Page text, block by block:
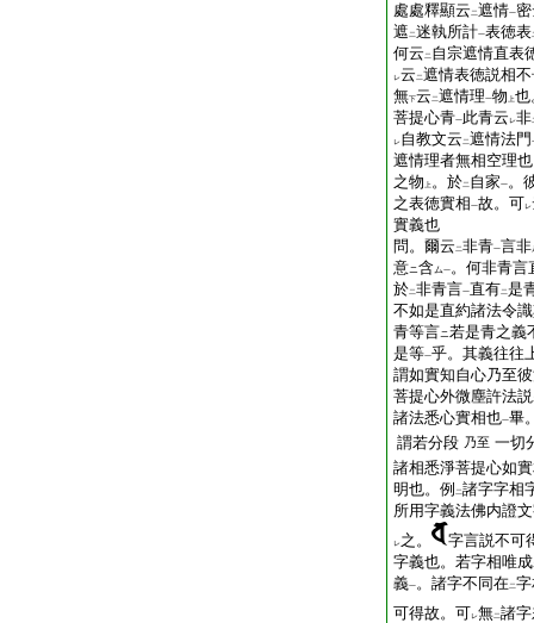
處處釋顯云 二遮情一
遮 二迷執所計一表徳表
何云 二 自宗遮情直表
レ云 二遮情表徳説相不
無下云 二遮情理一物 上也
菩提心青一此青云 レ非
レ自教文云 二遮情法門
遮情理者無相空理
之物
上 。於二 自家一。
之表徳實相一故。可レ
實義也
問。爾云 二非青一言非
意ニ含ム一。何非青言
於二非青言一直有二是
不如是直約諸法令
青等言ニ若是青之義
是等一乎。其義往往
謂如實知自心乃至
菩提心外微塵許法説
諸法悉心實相也一畢
謂若分段 乃至 一切
諸相悉淨菩提心如
明也。例
二諸字字相
所用字義法佛内證
レ之。
字言説不可
字義也。若字相唯成
義一。諸字不同在二
可得故。可レ無二諸